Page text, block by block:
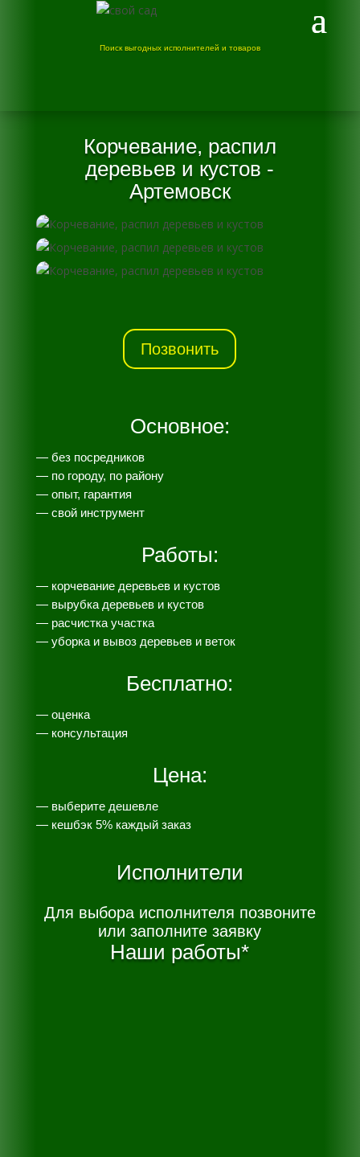
Поиск выгодных исполнителей и товаров
Корчевание, распил
деревьев и кустов -
Артемовск
Позвонить
Основное:
— без посредников
— по городу, по району
— опыт, гарантия
— свой инструмент
Работы:
— корчевание деревьев и кустов
— вырубка деревьев и кустов
— расчистка участка
— уборка и вывоз деревьев и веток
Бесплатно:
— оценка
— консультация
Цена:
— выберите дешевле
— кешбэк 5% каждый заказ
Исполнители
Для выбора исполнителя позвоните
или заполните заявку
Наши работы*